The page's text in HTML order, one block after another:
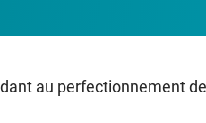
au perfectionnement